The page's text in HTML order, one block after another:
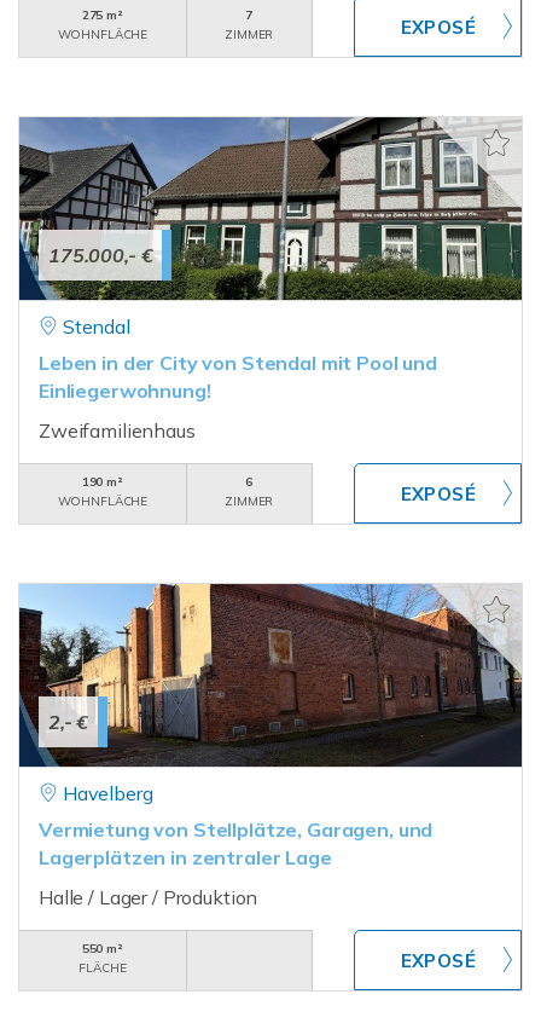
275 m²
WOHNFLÄCHE
7
ZIMMER
175.000,- €
Stendal
Leben in der City von Stendal mit Pool und
Einliegerwohnung!
Zweifamilienhaus
190 m²
WOHNFLÄCHE
6
ZIMMER
2,- €
Havelberg
Vermietung von Stellplätze, Garagen, und
Lagerplätzen in zentraler Lage
Halle / Lager / Produktion
550 m²
FLÄCHE